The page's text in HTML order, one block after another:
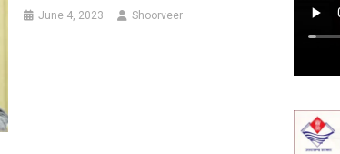
June 4, 2023 Shoorveer